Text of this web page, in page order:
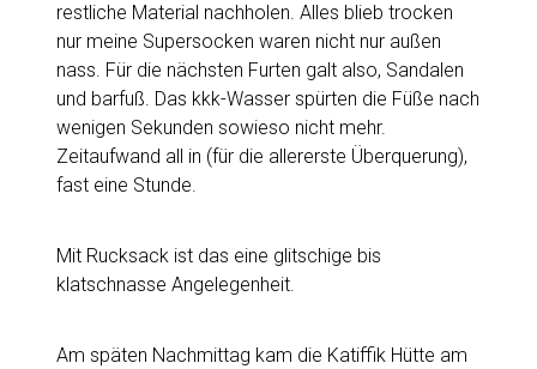
restliche Material nachholen. Alles blieb trocken
nur meine Supersocken waren nicht nur außen
nass. Für die nächsten Furten galt also, Sandalen
und barfuß. Das kkk-Wasser spürten die Füße nach
wenigen Sekunden sowieso nicht mehr.
Zeitaufwand all in (für die allererste Überquerung),
fast eine Stunde.
Mit Rucksack ist das eine glitschige bis
klatschnasse Angelegenheit.
Am späten Nachmittag kam die Katiffik Hütte am